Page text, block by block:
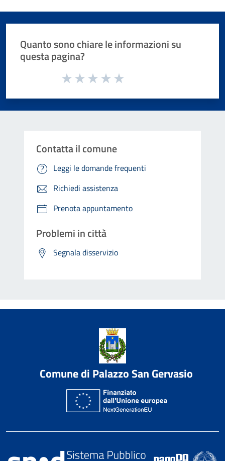
Quanto sono chiare le informazioni su
questa pagina?
Valuta da 1 a 5 stelle la pagina
Contatta il comune
Leggi le domande frequenti
Richiedi assistenza
Prenota appuntamento
Problemi in città
Segnala disservizio
Comune di Palazzo San Gervasio